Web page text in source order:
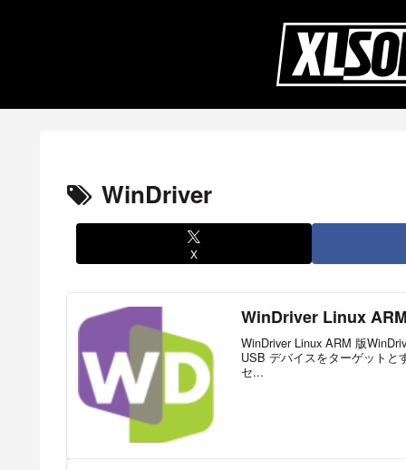
WinDriver
X
WinDriver Linux
WinDriver Linux ARM 版
USB デバイスをターゲットと
セ...